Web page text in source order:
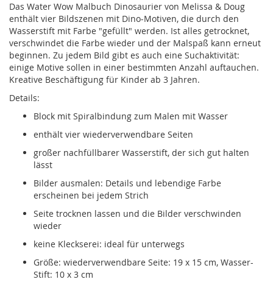
Das Water Wow Malbuch Dinosaurier von Melissa & Doug
enthält vier Bildszenen mit Dino-Motiven, die durch den
Wasserstift mit Farbe "gefüllt" werden. Ist alles getrocknet,
verschwindet die Farbe wieder und der Malspaß kann erneut
beginnen. Zu jedem Bild gibt es auch eine Suchaktivität:
einige Motive sollen in einer bestimmten Anzahl auftauchen.
Kreative Beschäftigung für Kinder ab 3 Jahren.
Details:
Block mit Spiralbindung zum Malen mit Wasser
enthält vier wiederverwendbare Seiten
großer nachfüllbarer Wasserstift, der sich gut halten
lässt
Bilder ausmalen: Details und lebendige Farbe
erscheinen bei jedem Strich
Seite trocknen lassen und die Bilder verschwinden
wieder
keine Kleckserei: ideal für unterwegs
Größe: wiederverwendbare Seite: 19 x 15 cm, Wasser-
Stift: 10 x 3 cm